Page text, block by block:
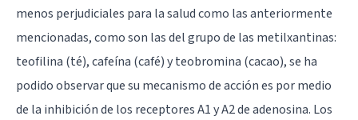
menos perjudiciales para la salud como las anteriormente
mencionadas, como son las del grupo de las metilxantinas:
teofilina (té), cafeína (café) y teobromina (cacao), se ha
podido observar que su mecanismo de acción es por medio
de la inhibición de los receptores A1 y A2 de adenosina. Los